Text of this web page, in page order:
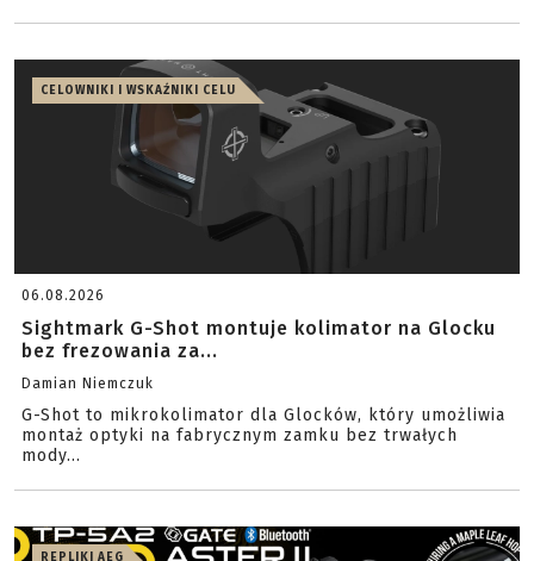
CELOWNIKI I WSKAŹNIKI CELU
06.08.2026
Sightmark G-Shot montuje kolimator na Glocku
bez frezowania za...
Damian Niemczuk
G-Shot to mikrokolimator dla Glocków, który umożliwia
montaż optyki na fabrycznym zamku bez trwałych
mody...
REPLIKI AEG